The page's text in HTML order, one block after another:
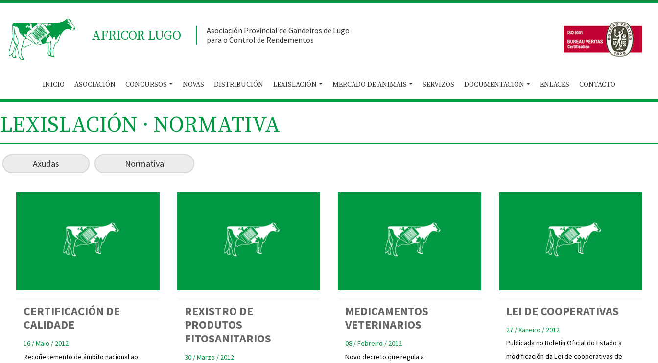
AFRICOR LUGO
Asociación Provincial de Gandeiros de Lugo
para o Control de Rendementos
INICIO ASOCIACIÓN CONCURSOS NOVAS DISTRIBUCIÓN LEXISLACIÓN MERCADO DE ANIMAIS SERVIZOS DOCUMENTACIÓN ENLACES CONTACTO
LEXISLACIÓN · NORMATIVA
Axudas Normativa
CERTIFICACIÓN DE
CALIDADE
16 / Maio / 2012
Recoñecemento de ámbito nacional ao
REXISTRO DE
PRODUTOS
FITOSANITARIOS
30 / Marzo / 2012
MEDICAMENTOS
VETERINARIOS
08 / Febreiro / 2012
Novo decreto que regula a
LEI DE COOPERATIVAS
27 / Xaneiro / 2012
Publicada no Boletín Oficial do Estado a
modificación da Lei de cooperativas de